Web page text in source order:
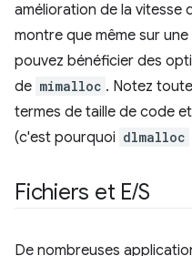
amélioration de la vitesse
montre que même sur
pouvez bénéficier des
de mimalloc . Notez
termes de taille de code
(c'est pourquoi dlmalloc
Fichiers et E/S
De nombreuses